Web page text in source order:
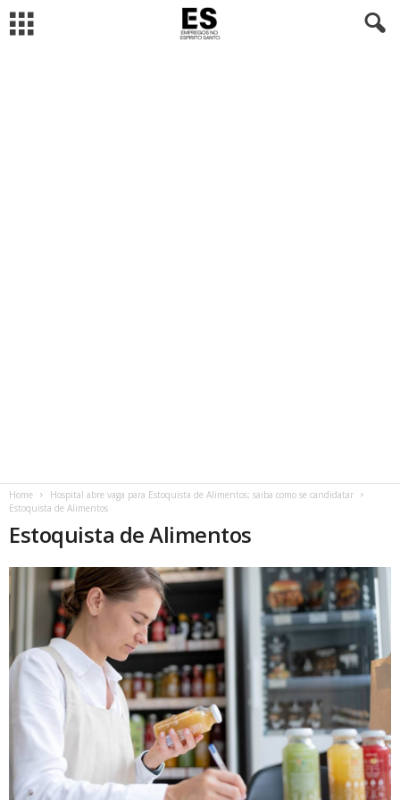
Home
Hospital abre vaga para Estoquista de Alimentos; saiba como se candidatar
Estoquista de Alimentos
Estoquista de Alimentos